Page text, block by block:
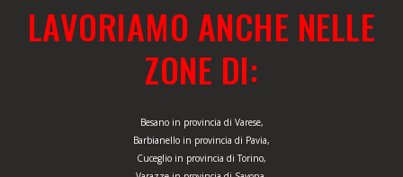
LAVORIAMO ANCHE NELLE
ZONE DI:
Besano in provincia di Varese,
Barbianello in provincia di Pavia,
Cuceglio in provincia di Torino,